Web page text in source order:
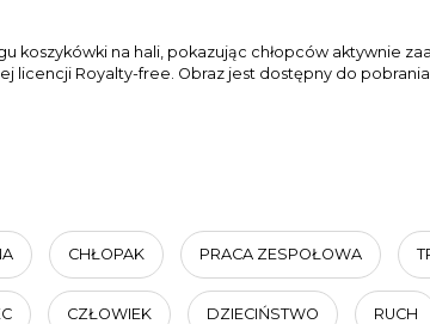
koszykówki na hali, pokazując chłopców aktywnie
Royalty-free. Obraz jest dostępny do
CHŁOPAK PRACA ZESPOŁOWA
CZŁOWIEK DZIECIŃSTWO RUCH